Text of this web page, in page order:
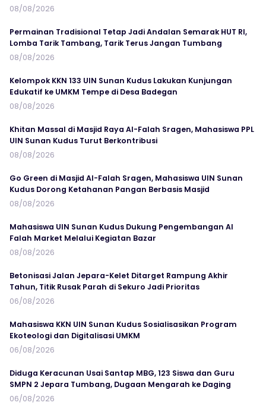
08/08/2026
Permainan Tradisional Tetap Jadi Andalan Semarak HUT RI,
Lomba Tarik Tambang, Tarik Terus Jangan Tumbang
08/08/2026
Kelompok KKN 133 UIN Sunan Kudus Lakukan Kunjungan
Edukatif ke UMKM Tempe di Desa Badegan
08/08/2026
Khitan Massal di Masjid Raya Al-Falah Sragen, Mahasiswa PPL
UIN Sunan Kudus Turut Berkontribusi
08/08/2026
Go Green di Masjid Al-Falah Sragen, Mahasiswa UIN Sunan
Kudus Dorong Ketahanan Pangan Berbasis Masjid
08/08/2026
Mahasiswa UIN Sunan Kudus Dukung Pengembangan Al
Falah Market Melalui Kegiatan Bazar
08/08/2026
Betonisasi Jalan Jepara-Kelet Ditarget Rampung Akhir
Tahun, Titik Rusak Parah di Sekuro Jadi Prioritas
06/08/2026
Mahasiswa KKN UIN Sunan Kudus Sosialisasikan Program
Ekoteologi dan Digitalisasi UMKM
06/08/2026
Diduga Keracunan Usai Santap MBG, 123 Siswa dan Guru
SMPN 2 Jepara Tumbang, Dugaan Mengarah ke Daging
06/08/2026